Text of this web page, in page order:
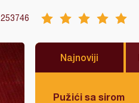
253746
Najnoviji
Pužići sa sirom